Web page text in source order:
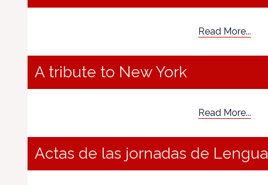
Read More...
A tribute to New York
Read More...
Actas de las jornadas de